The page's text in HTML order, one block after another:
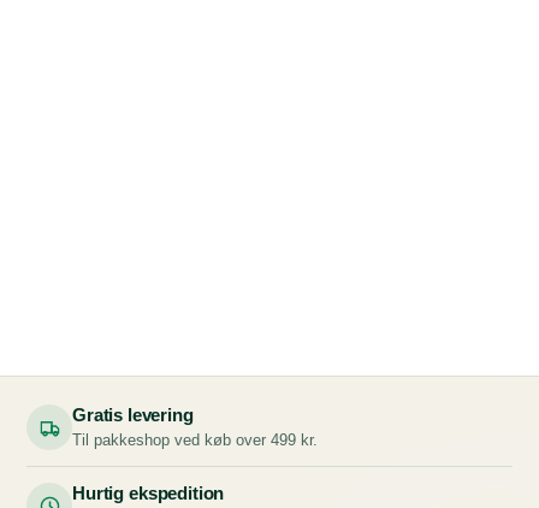
Gratis levering
Til pakkeshop ved køb over 499 kr.
Hurtig ekspedition